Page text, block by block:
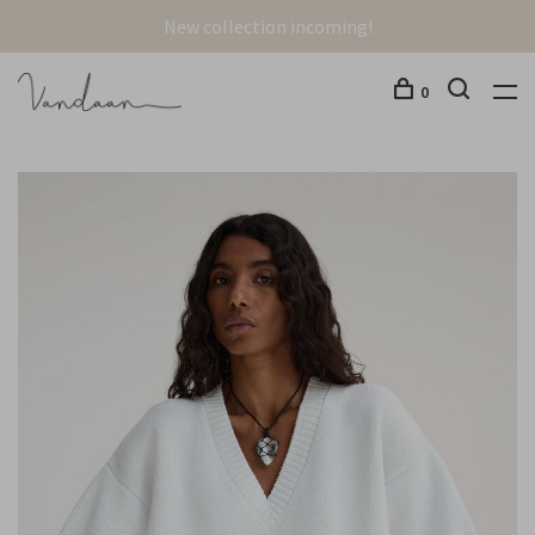
New collection incoming!
0